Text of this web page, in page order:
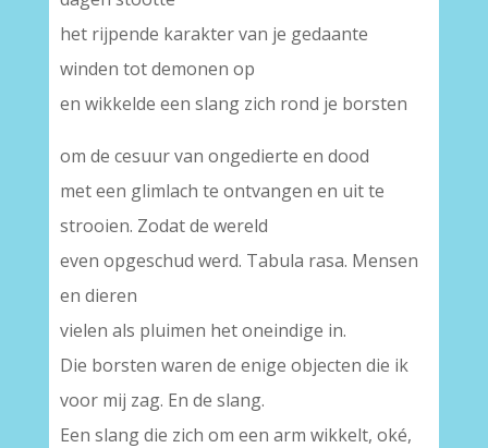
het rijpende karakter van je gedaante
winden tot demonen op
en wikkelde een slang zich rond je borsten
om de cesuur van ongedierte en dood
met een glimlach te ontvangen en uit te
strooien. Zodat de wereld
even opgeschud werd. Tabula rasa. Mensen
en dieren
vielen als pluimen het oneindige in.
Die borsten waren de enige objecten die ik
voor mij zag. En de slang.
Een slang die zich om een arm wikkelt, oké,